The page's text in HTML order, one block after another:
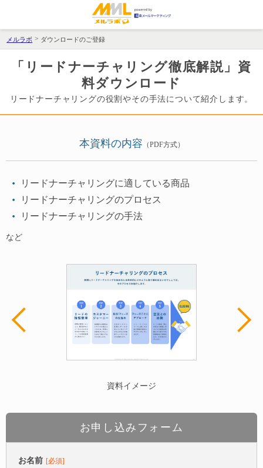
メルラボ ダウンロードのご登録
「リードナーチャリング徹底解説」資
料ダウンロード
リードナーチャリングの役割やその手法について紹介します。
本資料の内容 （PDF方式）
リードナーチャリングに適している商品
リードナーチャリングのプロセス
リードナーチャリングの手法
など
資料イメージ
お申し込みフォーム
お名前